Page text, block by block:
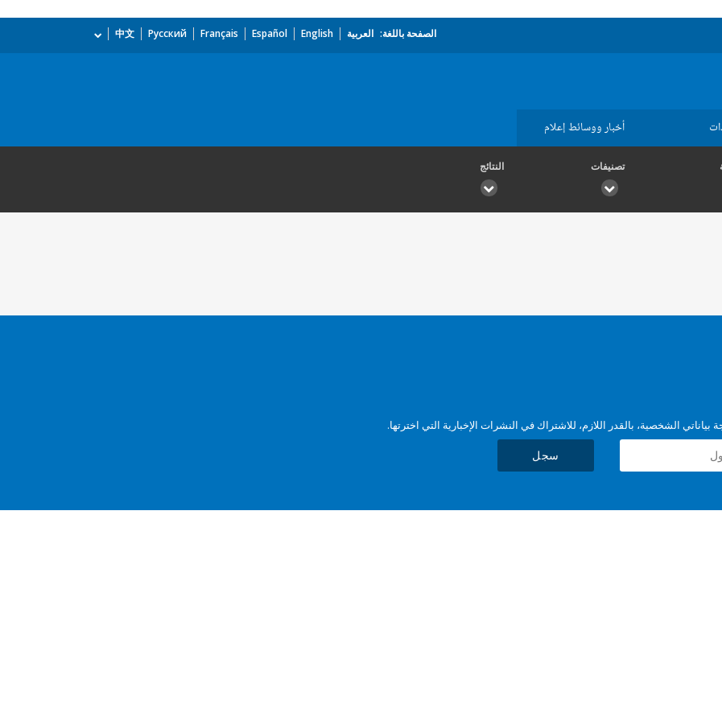
الصفحة باللغة: العربية English
Español
Français
Русский
中文
أخبار ووسائط إعلام
تصنيفات النتائج
الشخصية، بالقدر اللازم، للاشتراك في النشرات الإخبارية التي اخترتها.
سجل